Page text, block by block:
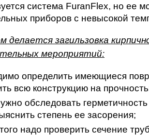
система FuranFlex, но ее
приборов с невысокой
делается загильзовка
мероприятий:
определить имеющиеся
всю конструкцию на
обследовать
степень ее засорения;
надо проверить сечение